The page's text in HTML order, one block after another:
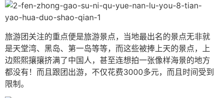
旅游团关注的重点便是旅游景点，当地最出名的景点无非就
是天堂湾、黑岛、第一岛等等，而这些被捧上天的景点，上
边熙熙攘攘挤满了中国人，甚至连想拍一张像样海景的地方
都没有！而且跟团出游，不仅花费3000多元，而且时间受到
限制。